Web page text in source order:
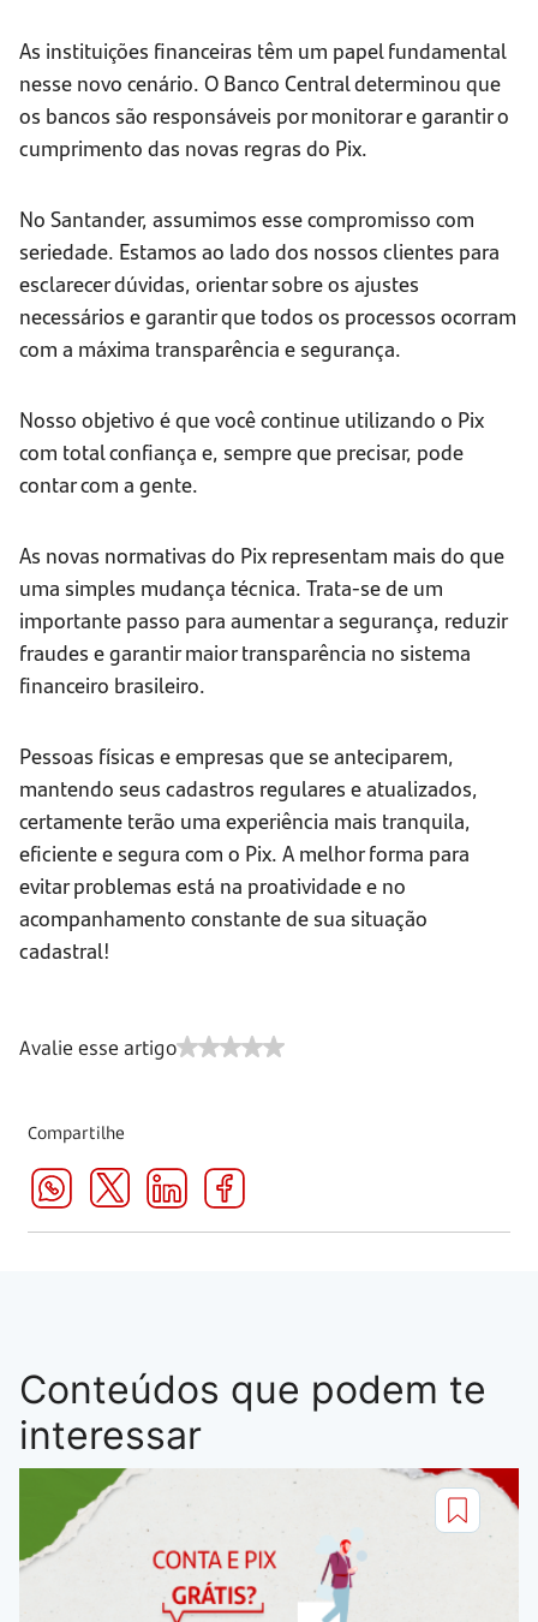
As instituições financeiras têm um papel fundamental
nesse novo cenário. O Banco Central determinou que
os bancos são responsáveis por monitorar e garantir o
cumprimento das novas regras do Pix.
No Santander, assumimos esse compromisso com
seriedade. Estamos ao lado dos nossos clientes para
esclarecer dúvidas, orientar sobre os ajustes
necessários e garantir que todos os processos ocorram
com a máxima transparência e segurança.
Nosso objetivo é que você continue utilizando o Pix
com total confiança e, sempre que precisar, pode
contar com a gente.
As novas normativas do Pix representam mais do que
uma simples mudança técnica. Trata-se de um
importante passo para aumentar a segurança, reduzir
fraudes e garantir maior transparência no sistema
financeiro brasileiro.
Pessoas físicas e empresas que se anteciparem,
mantendo seus cadastros regulares e atualizados,
certamente terão uma experiência mais tranquila,
eficiente e segura com o Pix. A melhor forma para
evitar problemas está na proatividade e no
acompanhamento constante de sua situação
cadastral!
Avalie esse artigo
Compartilhe
Conteúdos que podem te
interessar